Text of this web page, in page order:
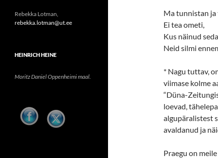
Ma tunnistan
Ei tea ometi,
Kus näinud
Neid silmi
* Nagu tuttav,
viimase kolme
“Düna-
loevad,
algupäralistest
avaldanud ja
Praegu on
Rebekka Lotman,
rebekka.lotman@ut.ee
HEINRICH HEINE
Moritz Daniel Oppenheimi maal.